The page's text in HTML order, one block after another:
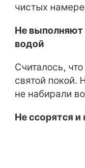
чистых
Не выполняют
водой
Считалось,
святой покой.
не набирали
Не ссорятся